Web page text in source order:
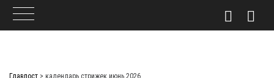
Главпост > календарь стрижек июнь 2026